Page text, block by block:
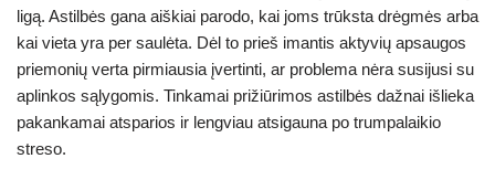
ligą. Astilbės gana aiškiai parodo, kai joms trūksta drėgmės arba
kai vieta yra per saulėta. Dėl to prieš imantis aktyvių apsaugos
priemonių verta pirmiausia įvertinti, ar problema nėra susijusi su
aplinkos sąlygomis. Tinkamai prižiūrimos astilbės dažnai išlieka
pakankamai atsparios ir lengviau atsigauna po trumpalaikio
streso.